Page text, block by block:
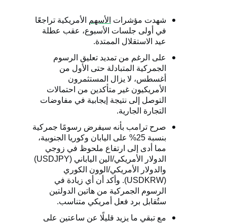
شهدت مؤشرات الأسهم
الأمريكية تراجعًا
في أولى جلسات الأسبوع، عقب عطلة
عيد الاستقلال الممتدة.
على الرغم من تمديد تعليق الرسوم
الجمركية المتبادلة حتى الأول من
أغسطس، لا يزال المستثمرون
الأمريكيون غير متأكدين من احتمالات
التوصل إلى نتيجة إيجابية في مفاوضات
التجارة الجارية.
صرح ترامب بأنه سيفرض رسومًا جمركية
بنسبة 25% على اليابان وكوريا الجنوبية،
مما أدى إلى ارتفاع ملحوظ في زوجي
الدولار الأمريكي/الين الياباني (USDJPY
)
والدولار الأمريكي/الوون الكوري
(
USDKRW). وأكد أن أي زيادة في
الرسوم الجمركية من هاتين الدولتين
ستُقابل برد فعل أمريكي متناسب.
مع تبقي ما يزيد قليلًا عن ساعتين على